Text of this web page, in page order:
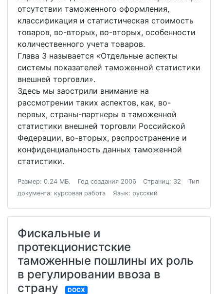
отсутствии таможенного оформления,
классификация и статистическая стоимость
товаров, во-вторых, во-вторых, особенности
количественного учета товаров.
Глава 3 называется «Отдельные аспекты
системы показателей таможенной статистики
внешней торговли».
Здесь мы заострили внимание на
рассмотрении таких аспектов, как, во-
первых, страны-партнеры в таможенной
статистики внешней торговли Российской
Федерации, во-вторых, распространение и
конфиденциальность данных таможенной
статистики.
Размер: 0.24 МБ. Год создания 2006 Страниц: 32
Тип
документа: курсовая работа
Язык: русский
Фискальные и
протекционистские
таможенные пошлины их роль
в регулировании ввоза в
страну
DOCX